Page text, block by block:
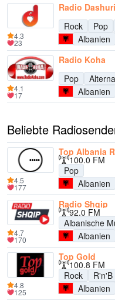
Radio
Rock
Pop
Albanien
4.3
23
Radio Koha
Pop
Albanien
4.1
17
Beliebte
Top Albania
100.0 FM
Pop
Albanien
4.5
177
Radio Shqip
92.0 FM
Albanische
Albanien
4.7
170
Top Gold
100.8 FM
Rock
Albanien
4.8
125